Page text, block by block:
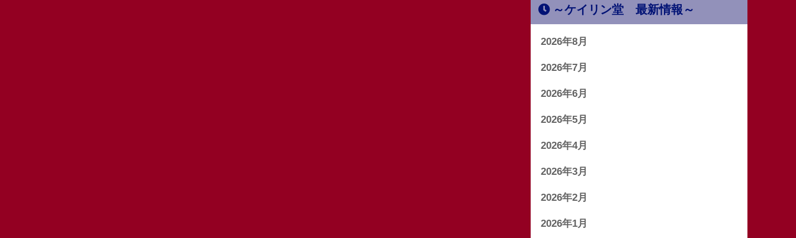
～ケイリン堂 最新情報～
2026年8月
2026年7月
2026年6月
2026年5月
2026年4月
2026年3月
2026年2月
2026年1月